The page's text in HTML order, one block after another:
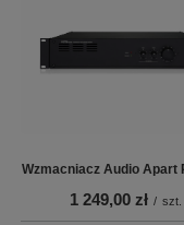
Wzmacniacz Audio Apart
1 249,00 zł / szt.